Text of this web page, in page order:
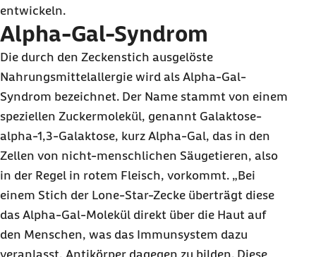
entwickeln.
Alpha-Gal-Syndrom
Die durch den Zeckenstich ausgelöste
Nahrungsmittelallergie wird als Alpha-Gal-
Syndrom bezeichnet. Der Name stammt von einem
speziellen Zuckermolekül, genannt Galaktose-
alpha-1,3-Galaktose, kurz Alpha-Gal, das in den
Zellen von nicht-menschlichen Säugetieren, also
in der Regel in rotem Fleisch, vorkommt. „Bei
einem Stich der Lone-Star-Zecke überträgt diese
das Alpha-Gal-Molekül direkt über die Haut auf
den Menschen, was das Immunsystem dazu
veranlasst, Antikörper dagegen zu bilden. Diese